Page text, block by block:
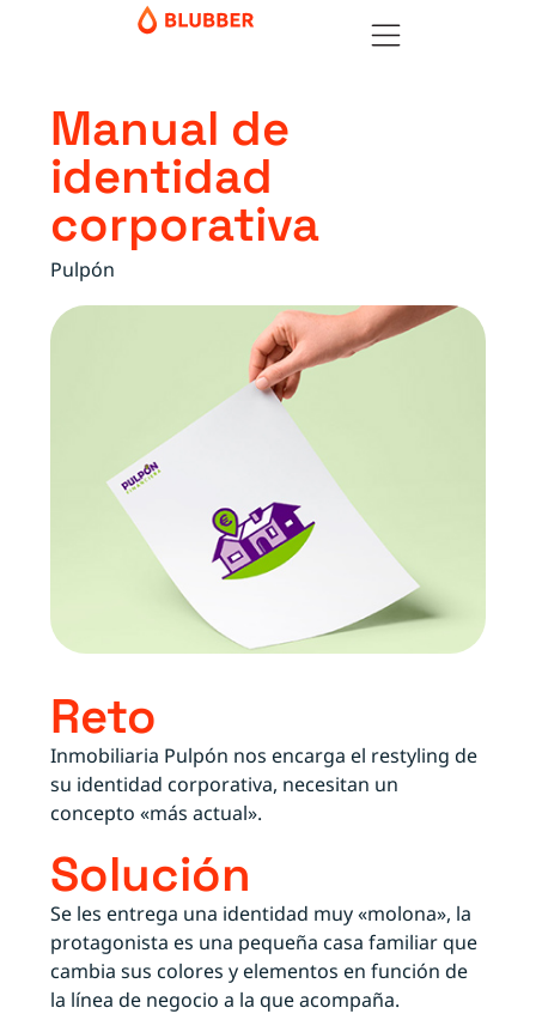
Manual de
identidad
corporativa
Pulpón
Reto
Inmobiliaria Pulpón nos encarga el restyling de
su identidad corporativa, necesitan un
concepto «más actual».
Solución
Se les entrega una identidad muy «molona», la
protagonista es una pequeña casa familiar que
cambia sus colores y elementos en función de
la línea de negocio a la que acompaña.